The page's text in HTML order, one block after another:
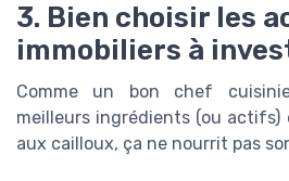
3. Bien choisir les
immobiliers à
Comme un bon chef
meilleurs ingrédients (ou actifs)
aux cailloux, ça ne nourrit pas